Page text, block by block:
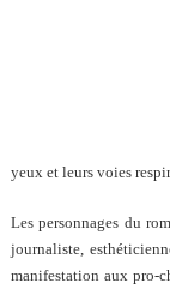
yeux et leurs voies
Les personnages du
journaliste,
manifestation aux pro-